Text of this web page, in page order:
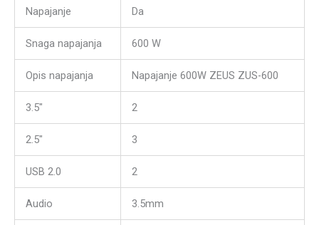
Napajanje Da
Snaga napajanja 600 W
Opis napajanja Napajanje 600W ZEUS ZUS-600
3.5″ 2
2.5″ 3
USB 2.0 2
Audio 3.5mm